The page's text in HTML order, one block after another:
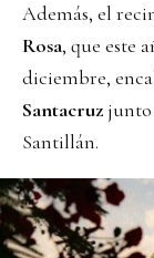
Además, el
Rosa, que este
diciembre,
Santacruz junto
Santillán.